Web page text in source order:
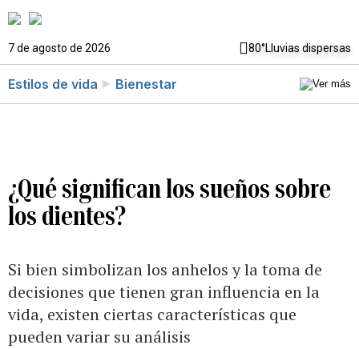
7 de agosto de 2026 80°Lluvias dispersas
Estilos de vida Bienestar
¿Qué significan los sueños sobre
los dientes?
Si bien simbolizan los anhelos y la toma de
decisiones que tienen gran influencia en la
vida, existen ciertas características que
pueden variar su análisis